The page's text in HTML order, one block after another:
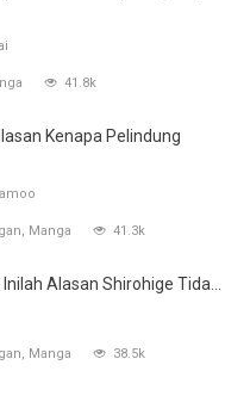
41.8k
Kenapa Pelindung
Manga 41.3k
Alasan Shirohige Tida...
Manga 38.5k